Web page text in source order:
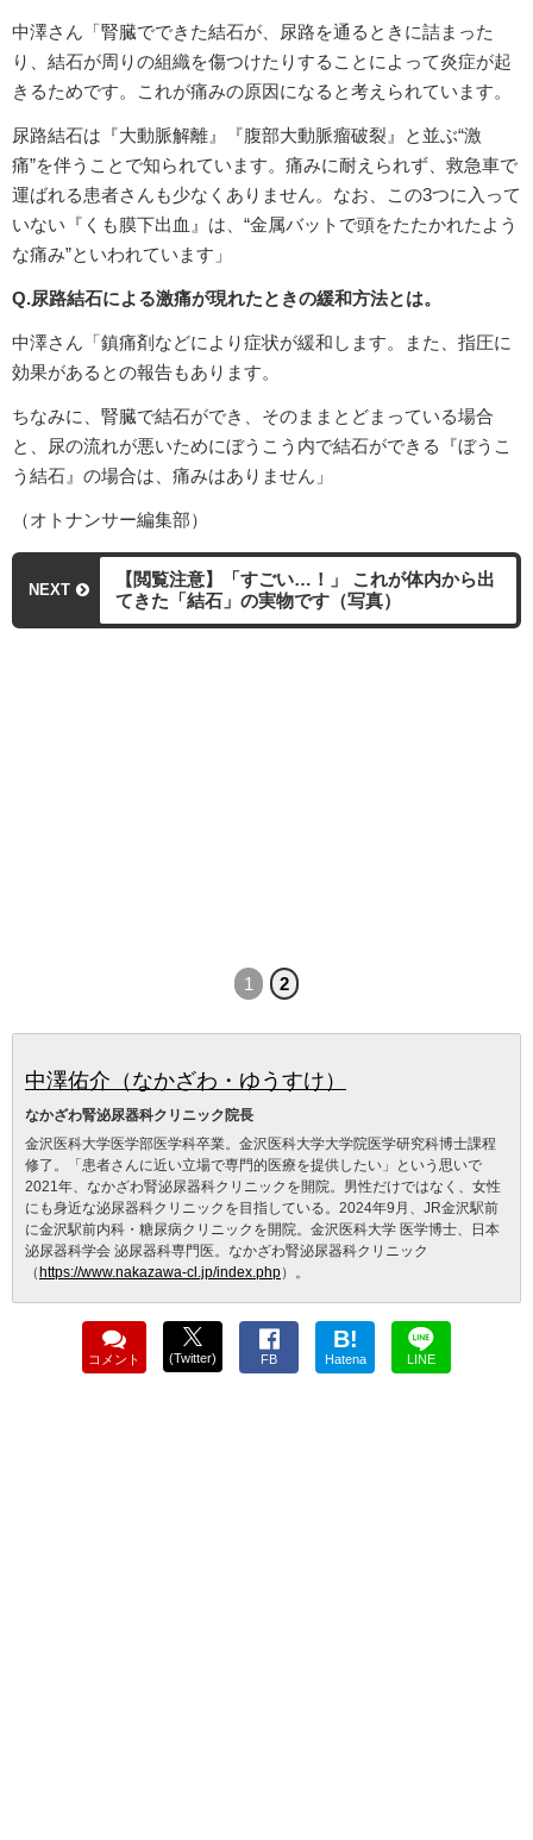
中澤さん「腎臓でできた結石が、尿路を通るときに詰まった
り、結石が周りの組織を傷つけたりすることによって炎症が起
きるためです。これが痛みの原因になると考えられています。
尿路結石は『大動脈解離』『腹部大動脈瘤破裂』と並ぶ“激
痛”を伴うことで知られています。痛みに耐えられず、救急車で
運ばれる患者さんも少なくありません。なお、この3つに入って
いない『くも膜下出血』は、“金属バットで頭をたたかれたよう
な痛み”といわれています」
Q.尿路結石による激痛が現れたときの緩和方法とは。
中澤さん「鎮痛剤などにより症状が緩和します。また、指圧に
効果があるとの報告もあります。
ちなみに、腎臓で結石ができ、そのままとどまっている場合
と、尿の流れが悪いためにぼうこう内で結石ができる『ぼうこ
う結石』の場合は、痛みはありません」
（オトナンサー編集部）
NEXT
【閲覧注意】「すごい…！」 これが体内から出
てきた「結石」の実物です（写真）
1 2
中澤佑介（なかざわ・ゆうすけ）
なかざわ腎泌尿器科クリニック院長
金沢医科大学医学部医学科卒業。金沢医科大学大学院医学研究科博士課程
修了。「患者さんに近い立場で専門的医療を提供したい」という思いで
2021年、なかざわ腎泌尿器科クリニックを開院。男性だけではなく、女性
にも身近な泌尿器科クリニックを目指している。2024年9月、JR金沢駅前
に金沢駅前内科・糖尿病クリニックを開院。金沢医科大学 医学博士、日本
泌尿器科学会 泌尿器科専門医。なかざわ腎泌尿器科クリニック
（ https://www.nakazawa-cl.jp/index.php）。
コメント (Twitter) FB
B!
Hatena LINE